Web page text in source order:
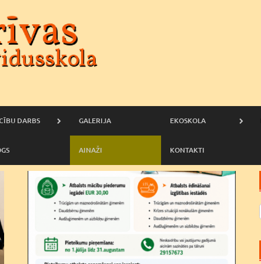
DARBS GALERIJA EKOSKOLA
AINAŽI KONTAKTI